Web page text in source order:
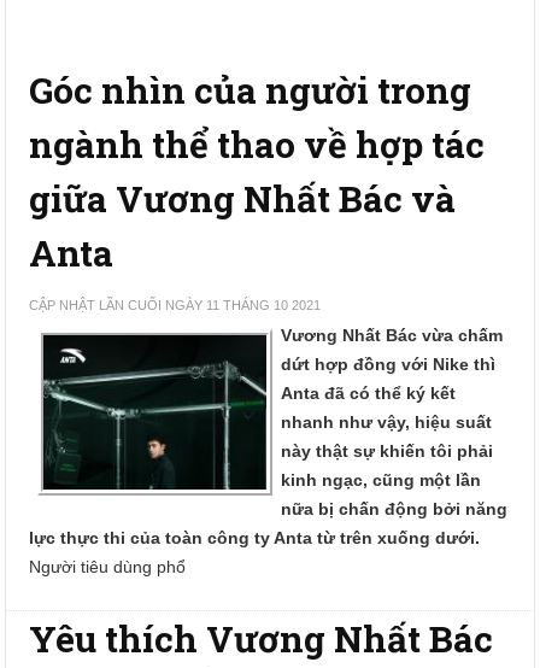
Góc nhìn của người trong
ngành thể thao về hợp tác
giữa Vương Nhất Bác và
Anta
CẬP NHẬT LẦN CUỐI NGÀY 11 THÁNG 10 2021
Vương Nhất Bác vừa chấm
dứt hợp đồng với Nike thì
Anta đã có thể ký kết
nhanh như vậy, hiệu suất
này thật sự khiến tôi phải
kinh ngạc, cũng một lần
nữa bị chấn động bởi năng
lực thực thi của toàn công ty Anta từ trên xuống dưới.
Người tiêu dùng phổ
Yêu thích Vương Nhất Bác